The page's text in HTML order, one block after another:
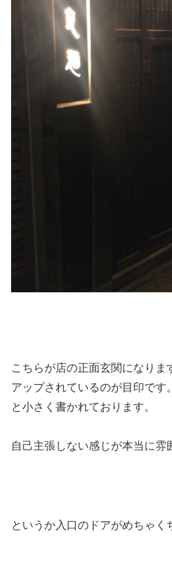
こちらが店の正面玄関になりま
アップされているのが目印です
と小さく書かれております。
自己主張しない感じが本当に雰
というか入口のドアがめちゃく